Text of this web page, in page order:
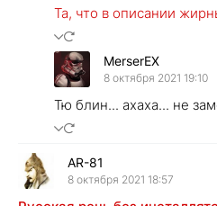
Та, что в описании
MerserEX
8 октября 2021 19:10
Тю блин... ахаха... не
AR-81
8 октября 2021 18:57